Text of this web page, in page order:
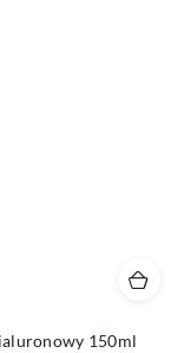
150ml